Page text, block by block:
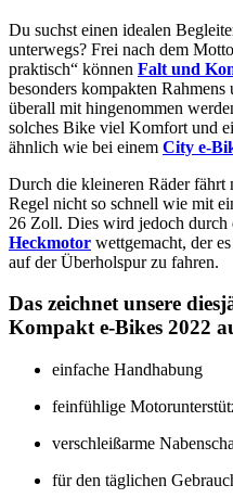
Du suchst einen idealen
unterwegs? Frei nach dem
praktisch“ können Falt und
besonders kompakten
überall mit hingenommen
solches Bike viel Komfort und
ähnlich wie bei einem City e-
Durch die kleineren Räder
Regel nicht so schnell wie mit
26 Zoll. Dies wird jedoch durch
Heckmotor wettgemacht, der
auf der Überholspur zu fahren.
Das zeichnet unsere
Kompakt e-Bikes 2022
einfache Handhabung
feinfühlige
verschleißarme
für den täglichen